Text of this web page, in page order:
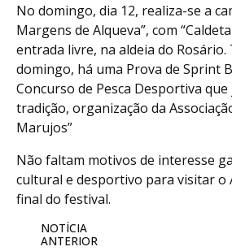
No domingo, dia 12, realiza-se a
Margens de Alqueva”, com
entrada livre, na aldeia do Rosário.
domingo, há uma Prova de Sprint
Concurso de Pesca Desportiva que
tradição, organização da
Marujos”
Não faltam motivos de interesse
cultural e desportivo para visitar o
final do festival.
NOTÍCIA
ANTERIOR